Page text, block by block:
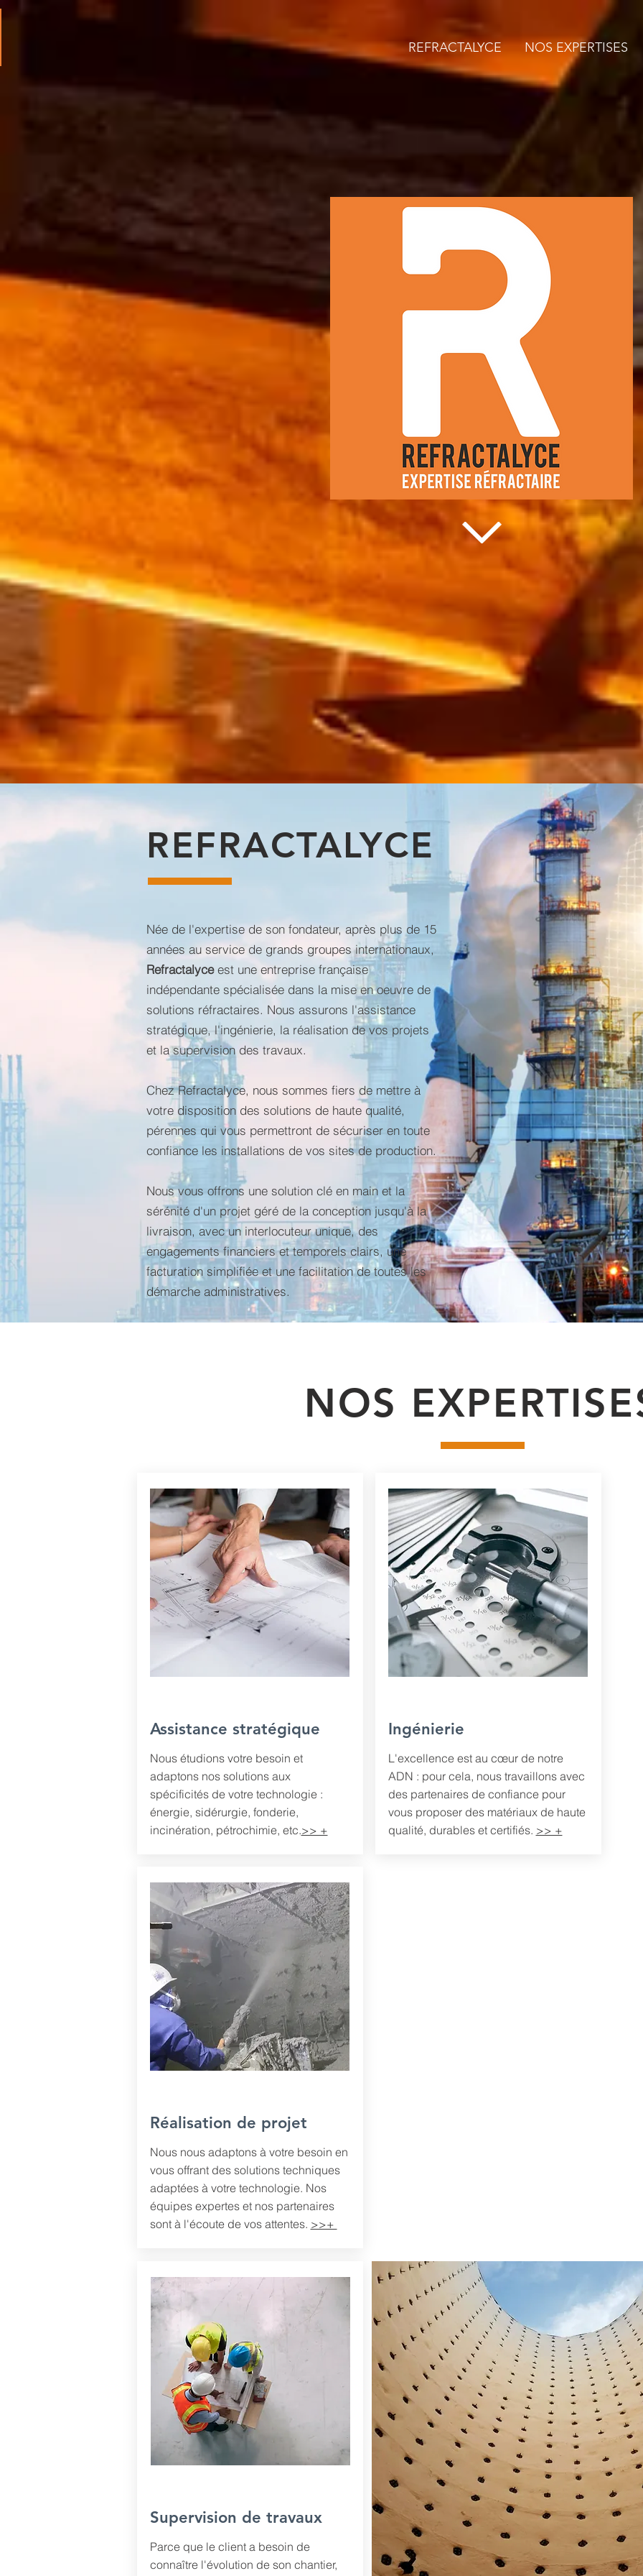
REFRACTALYCE NOS EXPERTISES
REFRACTALYCE
Née de l'expertise de son fondateur, après plus de 15
années au service de grands groupes internationaux,
Refractalyceest une entreprise française
indépendante spécialisée dans la mise en oeuvre de
solutions réfractaires. Nous assurons l'assistance
stratégique, l'ingénierie, la réalisation de vos projets
et la supervision des travaux.
Chez Refractalyce, nous sommes fiers de mettre à
votre disposition des solutions de haute qualité,
pérennes qui vous permettront de sécuriser en toute
confiance les installations de vos sites de production.
Nous vous offrons une solution clé en main et la
sérénité d'un projet géré de la conception jusqu'à la
livraison, avec un interlocuteur unique, des
engagements financiers et temporels clairs, une
facturation simplifiée et une facilitation de toutes les
démarche administratives.
NOS
Assistance stratégique
Nous étudions votre besoin et
adaptons nos solutions aux
spécificités de votre technologie :
énergie, sidérurgie, fonderie,
incinération, pétrochimie, etc.>> +
Ingénierie
L'excellence est au cœur de notre
ADN : pour cela, nous travaillons avec
des partenaires de confiance pour
vous proposer des matériaux de haute
qualité, durables et certifiés. >> +
Réalisation de projet
Nous nous adaptons à votre besoin en
vous offrant des solutions techniques
adaptées à votre technologie. Nos
équipes expertes et nos partenaires
sont à l'écoute de vos attentes. >>+
Supervision de travaux
Parce que le client a besoin de
connaître l'évolution de son chantier,